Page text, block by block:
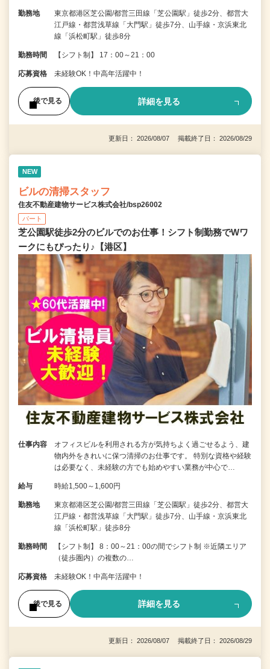
勤務地
東京都港区芝公園/都営三田線「芝公園駅」徒歩2分、都営大
江戸線・都営浅草線「大門駅」徒歩7分、山手線・京浜東北
線「浜松町駅」徒歩8分
勤務時間 【シフト制】 17：00～21：00
応募資格 未経験OK！中高年活躍中！
後で見る 詳細を見る
更新日： 2026/08/07 掲載終了日： 2026/08/29
NEW
ビルの清掃スタッフ
住友不動産建物サービス株式会社/bsp26002
パート
芝公園駅徒歩2分のビルでのお仕事！シフト制勤務でWワ
ークにもぴったり♪【港区】
仕事内容
オフィスビルを利用される方が気持ちよく過ごせるよう、建
物内外をきれいに保つ清掃のお仕事です。 特別な資格や経験
は必要なく、未経験の方でも始めやすい業務が中心で…
給与 時給1,500～1,600円
勤務地
東京都港区芝公園/都営三田線「芝公園駅」徒歩2分、都営大
江戸線・都営浅草線「大門駅」徒歩7分、山手線・京浜東北
線「浜松町駅」徒歩8分
勤務時間
【シフト制】 8：00～21：00の間でシフト制 ※近隣エリア
（徒歩圏内）の複数の…
応募資格 未経験OK！中高年活躍中！
後で見る 詳細を見る
更新日： 2026/08/07 掲載終了日： 2026/08/29